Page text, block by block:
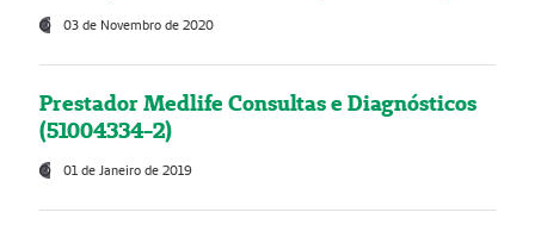
03 de Novembro de 2020
Prestador Medlife Consultas e Diagnósticos
(51004334-2)
01 de Janeiro de 2019